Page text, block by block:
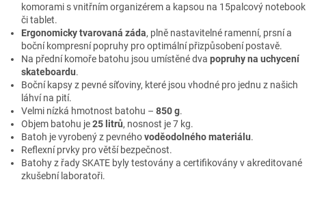
komorami s vnitřním organizérem a kapsou na 15palcový notebook
či tablet.
Ergonomicky tvarovaná záda, plně nastavitelné ramenní, prsní a
boční kompresní popruhy pro optimální přizpůsobení postavě.
Na přední komoře batohu jsou umístěné dva popruhy na uchycení
skateboardu.
Boční kapsy z pevné síťoviny, které jsou vhodné pro jednu z našich
láhví na pití.
Velmi nízká hmotnost batohu – 850 g.
Objem batohu je25 litrů, nosnost je 7 kg.
Batoh je vyrobený z pevnéhovoděodolného materiálu.
Reflexní prvky pro větší bezpečnost.
Batohy z řady SKATE byly testovány a certifikovány v akreditované
zkušební laboratoři.